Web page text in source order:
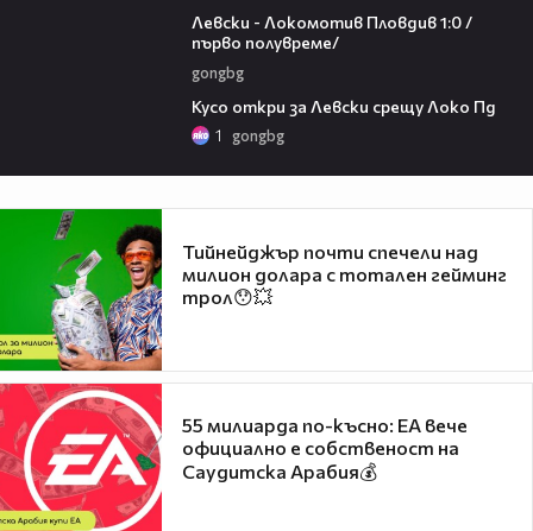
Левски - Локомотив Пловдив 1:0 /
първо полувреме/
gongbg
Кусо откри за Левски срещу Локо Пд
1 gongbg
Тийнейджър почти спечели над
милион долара с тотален гейминг
трол😯💥
55 милиарда по-късно: EA вече
официално е собственост на
Саудитска Арабия💰